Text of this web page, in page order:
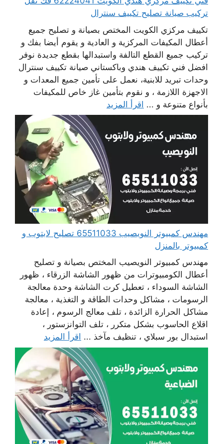
تركيب صيانة تصليح تكييف سنترال
تكييف مركزي الكويت المختص بصيانة و تصليح جميع
أعطال المكيفات المركزية و العادية و يقوم أيضا بفك و
تركيب جميع القطع التالفة واستبدالها بقطع جديدة نوفر
افضل فني تكييف هندي وباكستاني صيانة تكييف سنترال
وحدات تبريد للابنية، نعمل على تأمين جميع المعدات و
الاجهزة اللازمة ، و نقوم بتأمين غاز خاص للمكيفات
بأنواع متنوعة و ... اقرأ المزيد
مهندس كمبيوتر النويصيب 65511033 تصليح لابتوب و
كمبيوتر بالمنزل
مهندس كمبيوتر النويصيب المختص بصيانة و تصليح
أعطال الكومبيوترات من ظهور الشاشة الزرقاء ، ظهور
الشاشة السوداء ، تعطيل كرت الشاشة وحدة معالجة
الرسومات ، مشاكل وحدات الطاقة و التغذية ، معالجة
مشاكل الحرارة الزائدة ، تلف معالج الرسوم ، إعادة
اقلاع الحاسوب بشكل متكرر ، تلف التوانزستور ،
استبدال بور سبلاي ، تنظيف مآخذ ... اقرأ المزيد